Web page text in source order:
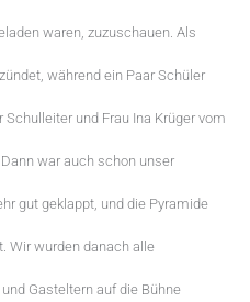
waren, zuzuschauen. Als
während ein Paar Schüler
und Frau Ina Krüger vom
war auch schon unser
gut geklappt, und die Pyramide
Wir wurden danach alle
Gasteltern auf die Bühne